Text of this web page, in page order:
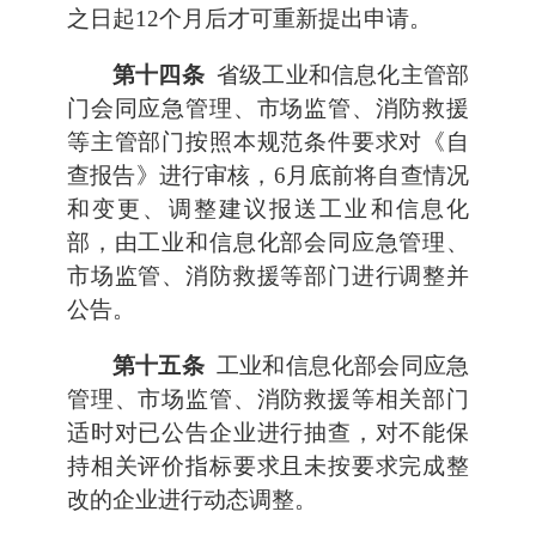
之日起12个月后才可重新提出申请。
第十四条省级工业和信息化主管部
门会同应急管理、市场监管、消防救援
等主管部门按照本规范条件要求对《自
查报告》进行审核，6月底前将自查情况
和变更、调整建议报送工业和信息化
部，由工业和信息化部会同应急管理、
市场监管、消防救援等部门进行调整并
公告。
第十五条工业和信息化部会同应急
管理、市场监管、消防救援等相关部门
适时对已公告企业进行抽查，对不能保
持相关评价指标要求且未按要求完成整
改的企业进行动态调整。